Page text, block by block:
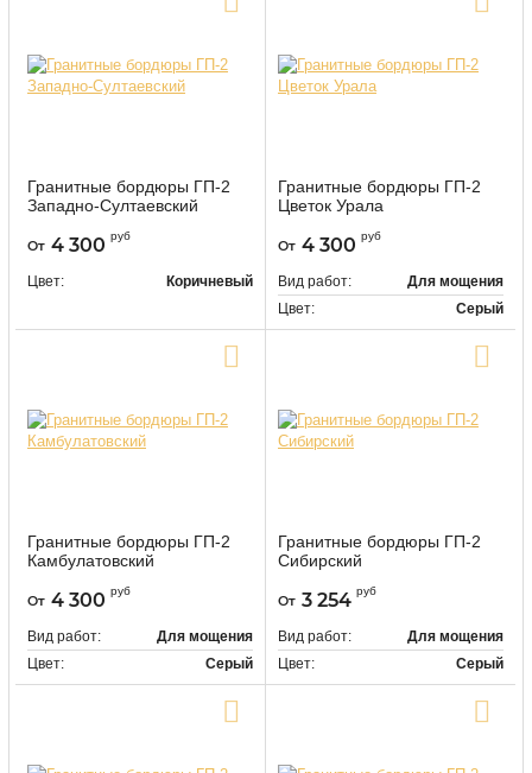
Гранитные бордюры ГП-2
Западно-Султаевский
От 4 300 руб
Цвет: Коричневый
Гранитные бордюры ГП-2
Цветок Урала
От 4 300 руб
Вид работ:
Для мощения
Цвет:
Серый
Гранитные бордюры ГП-2
Камбулатовский
От 4 300 руб
Вид работ:
Для мощения
Цвет:
Серый
Гранитные бордюры ГП-2
Сибирский
От 3 254 руб
Вид работ:
Для мощения
Цвет:
Серый